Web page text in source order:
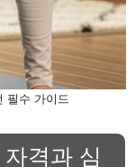
필수 가이드
격과 심